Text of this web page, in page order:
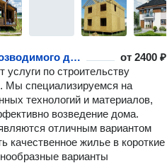
Строительство быстровозводимого дома от2400 ₽
по строительству
Мы специализируемся на
технологий и материалов,
возведение дома.
отличным вариантом
качественное жилье в короткие
варианты